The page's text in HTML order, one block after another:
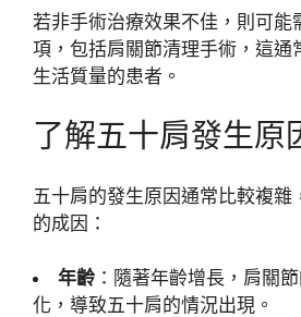
若非手術治療效果不佳，則可能
項，包括肩關節清理手術，這通
生活質量的患者。
了解五十肩發生原
五十肩的發生原因通常比較複雜
的成因：
年齡 ：隨著年齡增長，肩關
化，導致五十肩的情況出現。